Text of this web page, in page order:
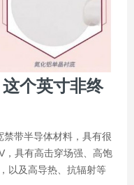
个英寸非终
带半导体材料，具有很
，具有高击穿场强、高饱
以及高导热、抗辐射等